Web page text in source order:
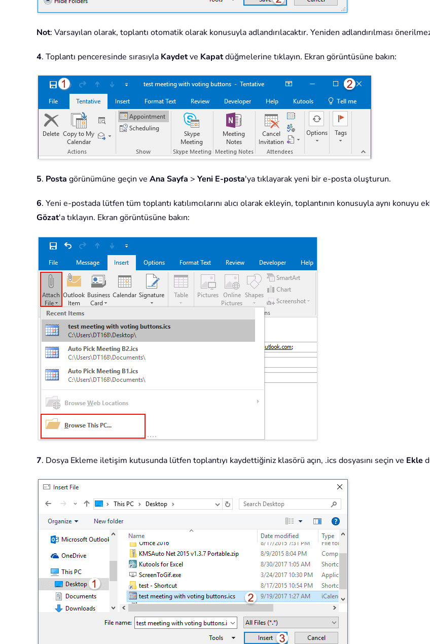
Not: Varsayılan olarak, toplantı otomatik olarak konusuyla adlandırılacaktır. Yeniden adlandırılması
4. Toplantı penceresinde sırasıyla Kaydetve Kapatdüğmelerine tıklayın. Ekran görüntüsüne bakın:
5. Posta görünümüne geçin ve Ana Sayfa > Yeni E-posta'ya tıklayarak yeni bir e-posta oluşturun.
6. Yeni e-postada lütfen tüm toplantı katılımcılarını alıcı olarak ekleyin, toplantının konusuyla aynı konuyu
Gözat'a tıklayın. Ekran görüntüsüne bakın:
7. Dosya Ekleme iletişim kutusunda lütfen toplantıyı kaydettiğiniz klasörü açın, .ics dosyasını seçin ve Ekle